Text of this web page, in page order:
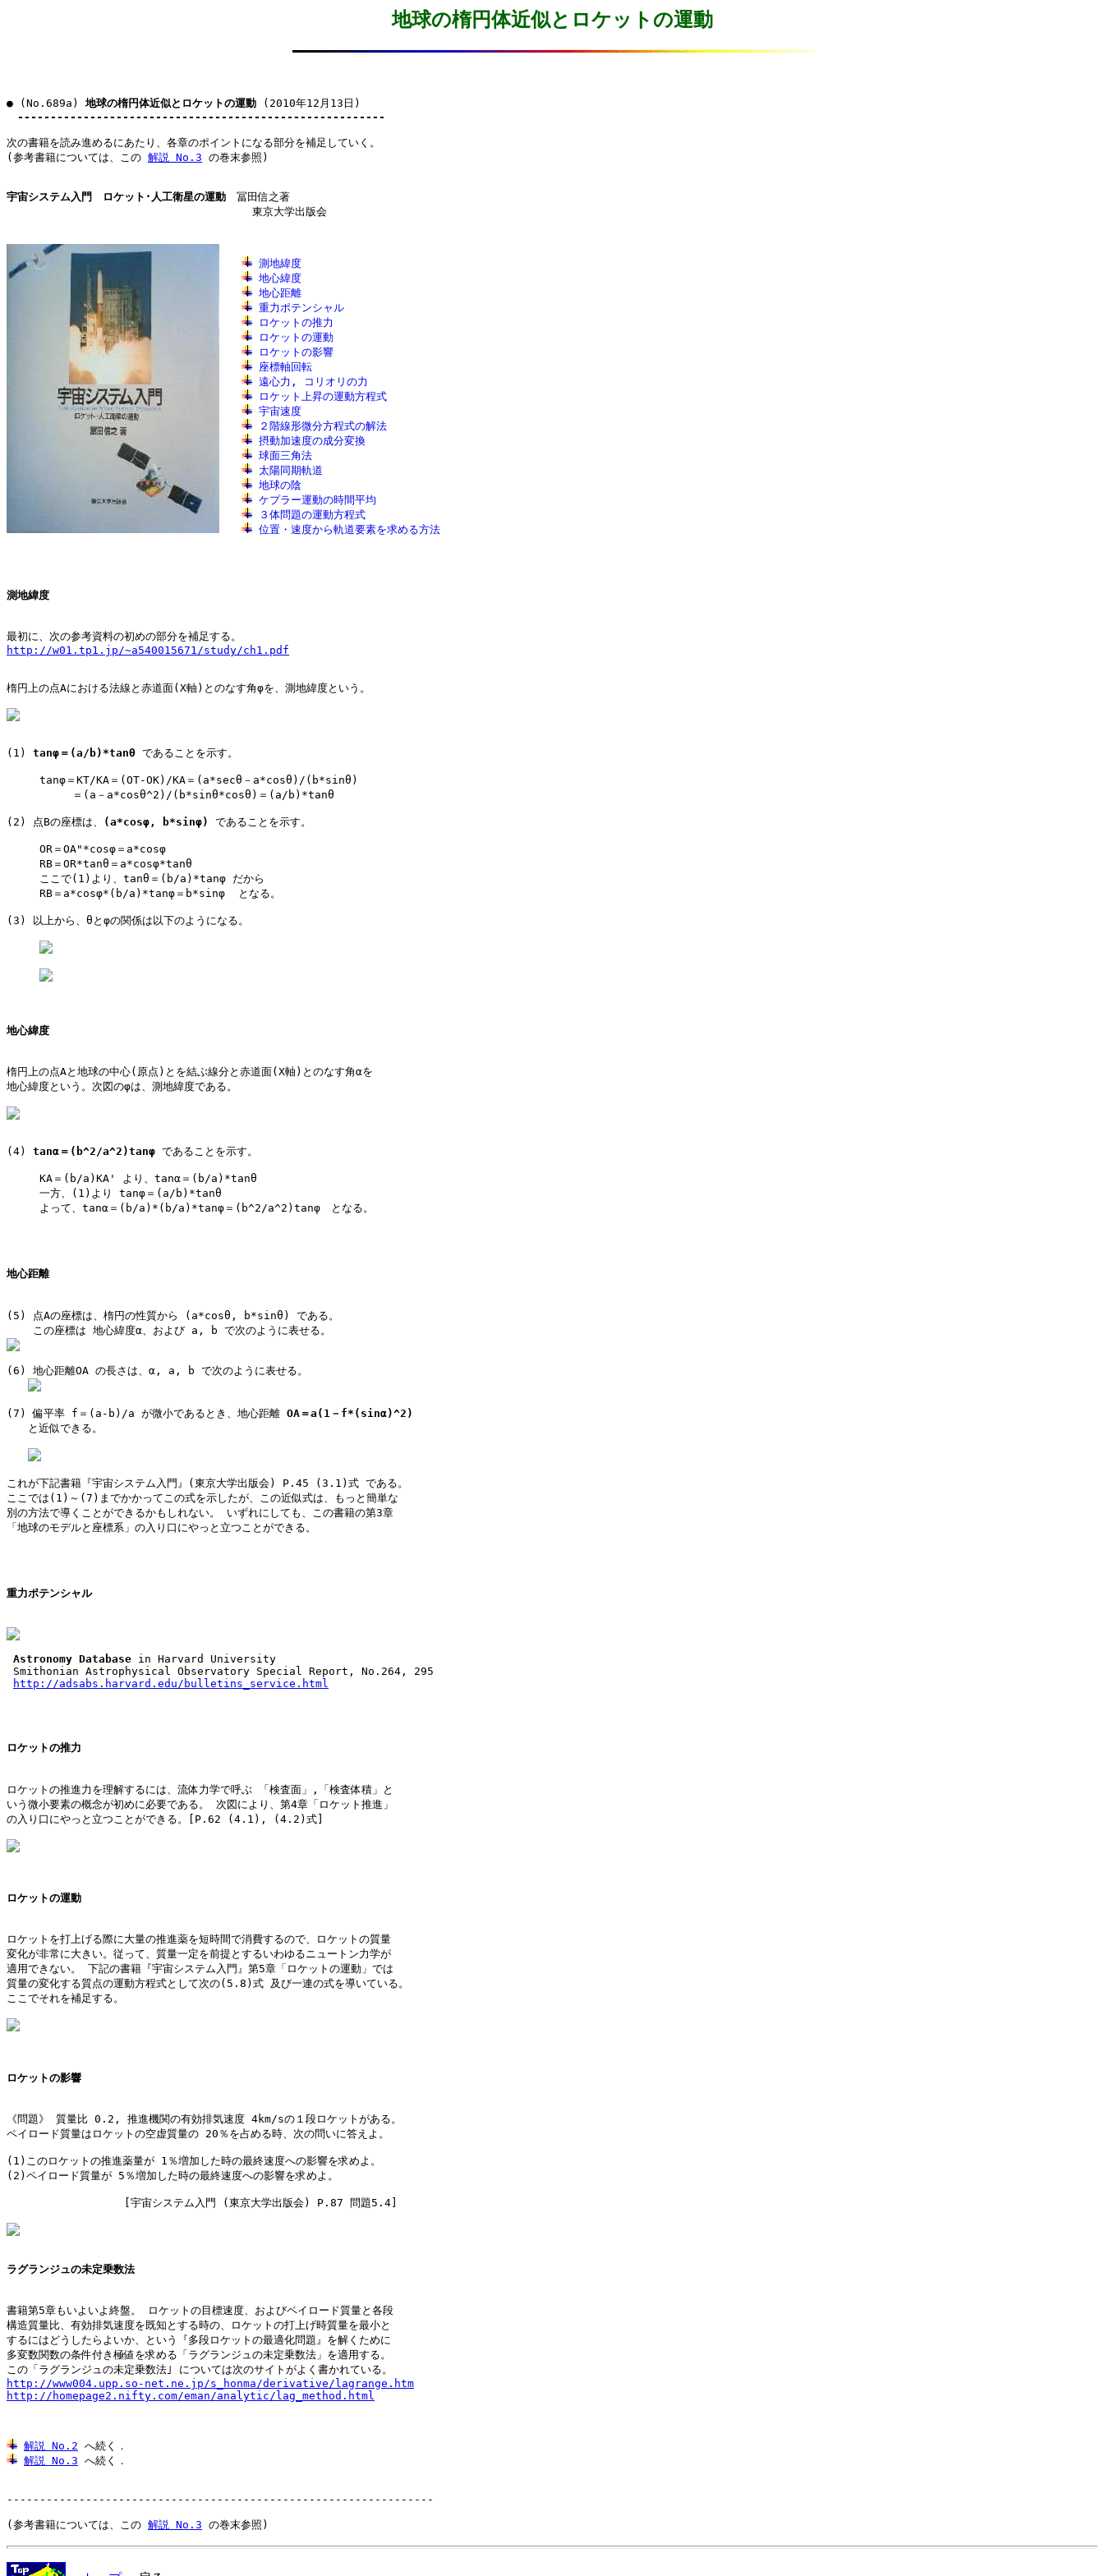
地球の楕円体近似とロケットの運動
● (No.689a) 地球の楕円体近似とロケットの運動 (2010年12月13日)
--------------------------------------------------------
次の書籍を読み進めるにあたり、各章のポイントになる部分を補足していく。
(参考書籍については、この 解説 No.3 の巻末参照)
宇宙システム入門　ロケット･人工衛星の運動 冨田信之著
東京大学出版会
測地緯度
地心緯度
地心距離
重力ポテンシャル
ロケットの推力
ロケットの運動
ロケットの影響
座標軸回転
遠心力, コリオリの力
ロケット上昇の運動方程式
宇宙速度
２階線形微分方程式の解法
摂動加速度の成分変換
球面三角法
太陽同期軌道
地球の陰
ケプラー運動の時間平均
３体問題の運動方程式
位置・速度から軌道要素を求める方法
測地緯度
http://w01.tp1.jp/~a540015671/study/ch1.pdf
楕円上の点Aにおける法線と赤道面(X軸)とのなす角φを、測地緯度という。
(1) tanφ＝(a/b)*tanθ であることを示す。
     tanφ＝KT/KA＝(OT-OK)/KA＝(a*secθ－a*cosθ)/(b*sinθ)
          ＝(a－a*cosθ^2)/(b*sinθ*cosθ)＝(a/b)*tanθ
(2) 点Bの座標は、 (a*cosφ, b*sinφ) であることを示す。
     OR＝OA"*cosφ＝a*cosφ
     RB＝OR*tanθ＝a*cosφ*tanθ
     ここで(1)より、tanθ＝(b/a)*tanφ だから
     RB＝a*cosφ*(b/a)*tanφ＝b*sinφ  となる。
(3) 以上から、θとφの関係は以下のようになる。
地心緯度
楕円上の点Aと地球の中心(原点)とを結ぶ線分と赤道面(X軸)とのなす角αを
地心緯度という。次図のφは、測地緯度である。
(4) tanα＝(b^2/a^2)tanφ であることを示す。
     KA＝(b/a)KA' より、tanα＝(b/a)*tanθ
     一方、(1)より tanφ＝(a/b)*tanθ
     よって、tanα＝(b/a)*(b/a)*tanφ＝(b^2/a^2)tanφ　となる。
地心距離
(5) 点Aの座標は、楕円の性質から (a*cosθ, b*sinθ) である。
(6) 地心距離OA の長さは、α, a, b で次のように表せる。
(7) 偏平率 f＝(a-b)/a が微小であるとき、地心距離 OA＝a(1－f*(sinα)^2)
と近似できる。
これが下記書籍『宇宙システム入門』(東京大学出版会) P.45 (3.1)式 である。
ここでは(1)～(7)までかかってこの式を示したが、この近似式は、もっと簡単な
別の方法で導くことができるかもしれない。 いずれにしても、この書籍の第3章
「地球のモデルと座標系」の入り口にやっと立つことができる。
重力ポテンシャル
Astronomy Database in Harvard University
Smithonian Astrophysical Observatory Special Report, No.264, 295
http://adsabs.harvard.edu/bulletins_service.html
ロケットの推力
ロケットの推進力を理解するには、流体力学で呼ぶ 「検査面」,「検査体積」と
いう微小要素の概念が初めに必要である。 次図により、第4章「ロケット推進」
の入り口にやっと立つことができる。[P.62 (4.1), (4.2)式]
ロケットの運動
ロケットを打上げる際に大量の推進薬を短時間で消費するので、ロケットの質量
変化が非常に大きい。従って、質量一定を前提とするいわゆるニュートン力学が
適用できない。 下記の書籍『宇宙システム入門』第5章「ロケットの運動」では
質量の変化する質点の運動方程式として次の(5.8)式 及び一連の式を導いている。
ここでそれを補足する。
ロケットの影響
《問題》 質量比 0.2, 推進機関の有効排気速度 4km/sの１段ロケットがある。
ペイロード質量はロケットの空虚質量の 20％を占める時、次の問いに答えよ。
(1)このロケットの推進薬量が 1％増加した時の最終速度への影響を求めよ。
(2)ペイロード質量が 5％増加した時の最終速度への影響を求めよ。
[宇宙システム入門 (東京大学出版会) P.87 問題5.4]
ラグランジュの未定乗数法
書籍第5章もいよいよ終盤。 ロケットの目標速度、およびペイロード質量と各段
構造質量比、有効排気速度を既知とする時の、ロケットの打上げ時質量を最小と
するにはどうしたらよいか、という『多段ロケットの最適化問題』を解くために
多変数関数の条件付き極値を求める「ラグランジュの未定乗数法」を適用する。
http://www004.upp.so-net.ne.jp/s_honma/derivative/lagrange.htm
http://homepage2.nifty.com/eman/analytic/lag_method.html
解説 No.2
解説 No.3 へ続く．
-----------------------------------------------------------------
(参考書籍については、この 解説 No.3